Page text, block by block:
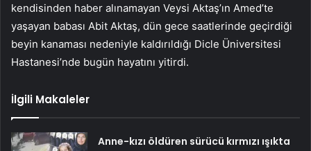
kendisinden haber alınamayan Veysi Aktaş’ın Amed’te
yaşayan babası Abit Aktaş, dün gece saatlerinde geçirdiği
beyin kanaması nedeniyle kaldırıldığı Dicle Üniversitesi
Hastanesi’nde bugün hayatını yitirdi.
İlgili Makaleler
Anne-kızı öldüren sürücü kırmızı ışıkta